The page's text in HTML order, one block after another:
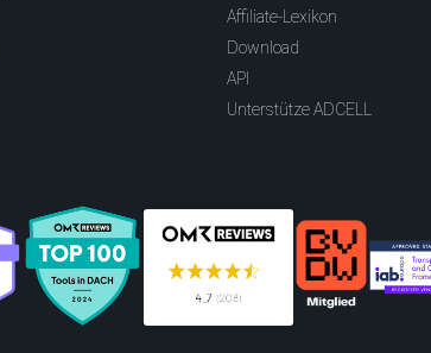
Affiliate-Lexikon
Download
API
Unterstütze ADCELL